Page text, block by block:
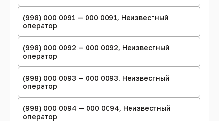
(998) 000 0091 — 000 0091, Неизвестный
оператор
(998) 000 0092 — 000 0092, Неизвестный
оператор
(998) 000 0093 — 000 0093, Неизвестный
оператор
(998) 000 0094 — 000 0094, Неизвестный
оператор